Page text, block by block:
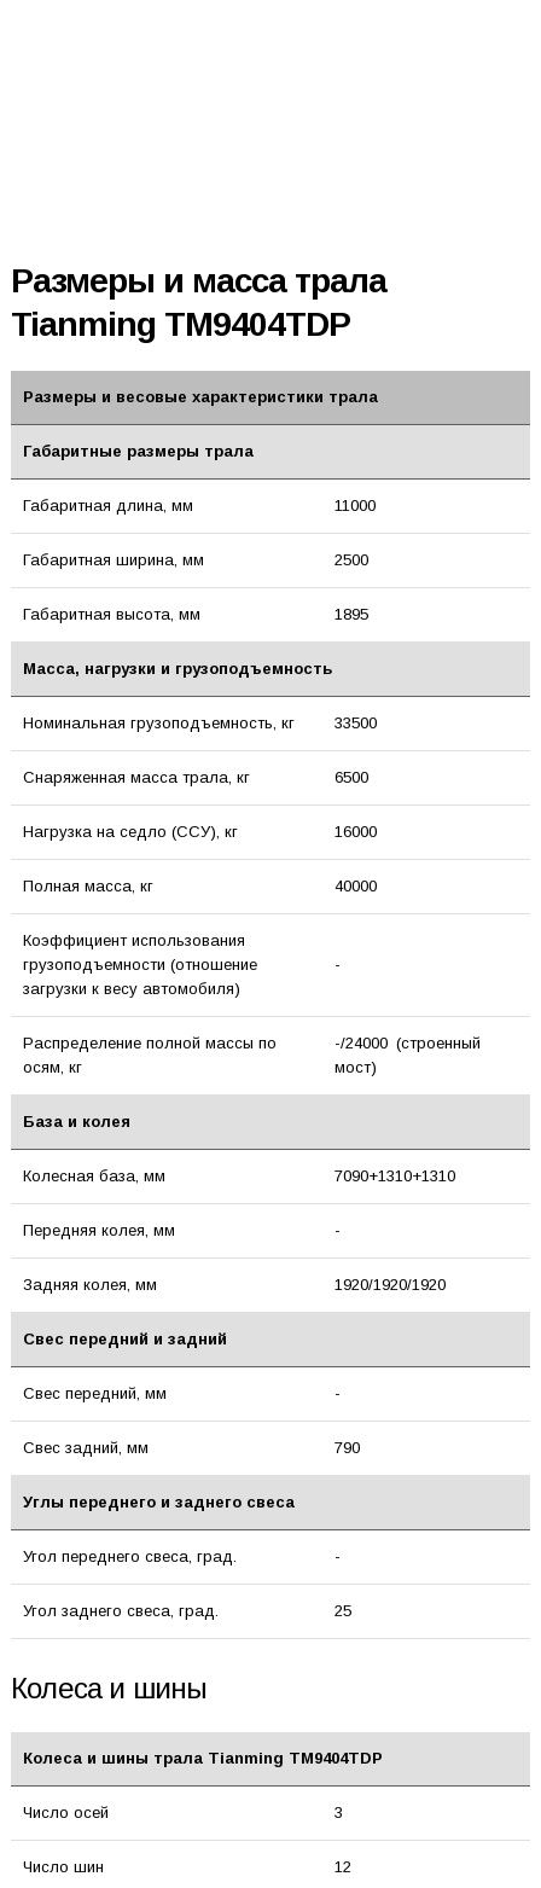
Размеры и масса трала
Tianming TM9404TDP
Размеры и весовые характеристики трала
Габаритные размеры трала
Габаритная длина, мм 11000
Габаритная ширина, мм 2500
Габаритная высота, мм 1895
Масса, нагрузки и грузоподъемность
Номинальная грузоподъемность, кг 33500
Снаряженная масса трала, кг 6500
Нагрузка на седло (ССУ), кг 16000
Полная масса, кг 40000
Коэффициент использования
грузоподъемности (отношение
загрузки к весу автомобиля)
-
Распределение полной массы по
осям, кг
-/24000 (строенный
мост)
База и колея
Колесная база, мм 7090+1310+1310
Передняя колея, мм -
Задняя колея, мм 1920/1920/1920
Свес передний и задний
Свес передний, мм -
Свес задний, мм 790
Углы переднего и заднего свеса
Угол переднего свеса, град. -
Угол заднего свеса, град. 25
Колеса и шины
Колеса и шины трала Tianming TM9404TDP
Число осей 3
Число шин 12